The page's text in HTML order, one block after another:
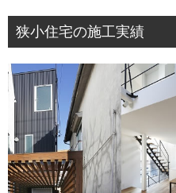
狭小住宅の施工実績